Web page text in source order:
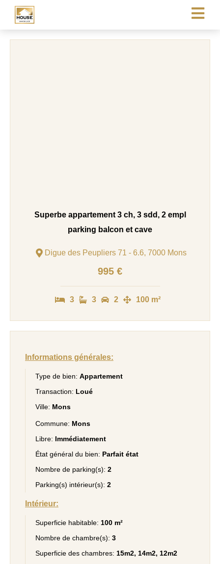
Superbe appartement 3 ch, 3 sdd, 2 empl
parking balcon et cave
Digue des Peupliers 71 - 6.6, 7000 Mons
995 €
3 3 2 100 m²
Informations générales:
Type de bien: Appartement
Transaction: Loué
Ville: Mons
Commune: Mons
Libre: Immédiatement
État général du bien: Parfait état
Nombre de parking(s): 2
Parking(s) intérieur(s): 2
Intérieur:
Superficie habitable: 100 m²
Nombre de chambre(s): 3
Superficie des chambres: 15m2, 14m2, 12m2